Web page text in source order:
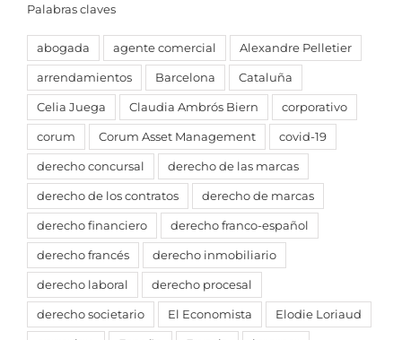
Palabras claves
abogada agente comercial Alexandre Pelletier
arrendamientos Barcelona Cataluña
Celia Juega Claudia Ambrós Biern corporativo
corum Corum Asset Management covid-19
derecho concursal derecho de las marcas
derecho de los contratos derecho de marcas
derecho financiero derecho franco-español
derecho francés derecho inmobiliario
derecho laboral derecho procesal
derecho societario El Economista Elodie Loriaud